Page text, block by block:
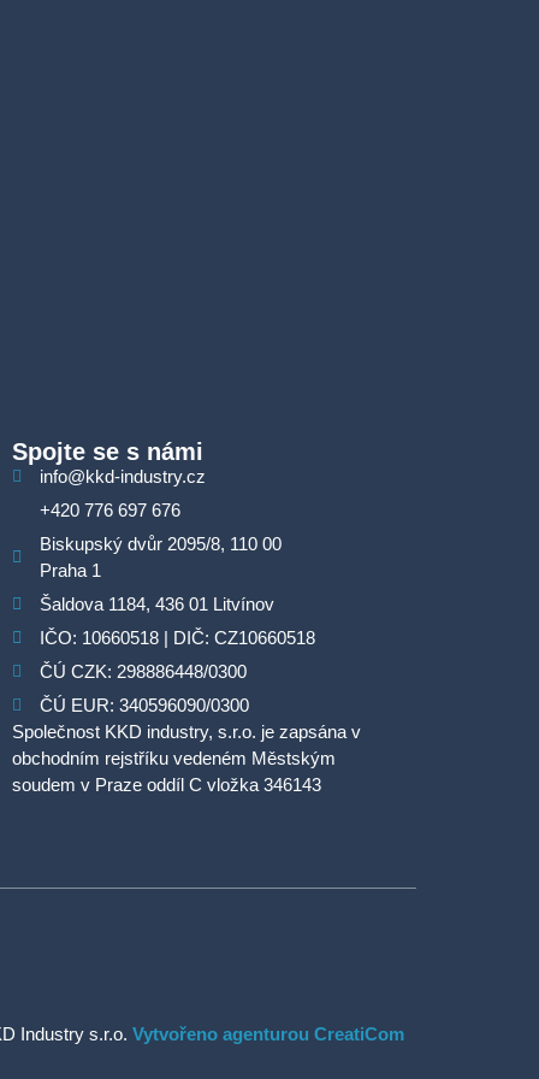
Spojte se s námi
info@kkd-industry.cz
+420 776 697 676
Biskupský dvůr 2095/8, 110 00
Praha 1
Šaldova 1184, 436 01 Litvínov
IČO: 10660518 | DIČ: CZ10660518
ČÚ CZK: 298886448/0300
ČÚ EUR: 340596090/0300
Společnost KKD industry, s.r.o. je zapsána v
obchodním rejstříku vedeném Městským
soudem v Praze oddíl C vložka 346143
Industry s.r.o. Vytvořeno agenturou CreatiCom